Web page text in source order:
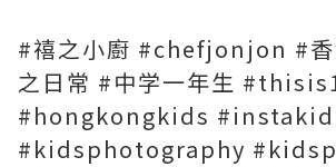
#禧之小廚 #chefjonjon #香
之日常 #中学一年生
#hongkongkids
#kidsphotography